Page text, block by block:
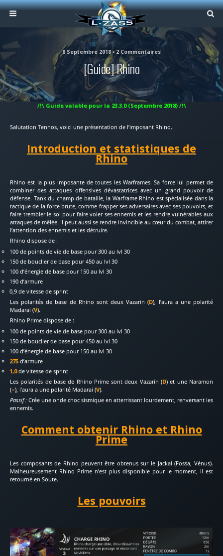
8 Septembre 2018 • 2 Commentaires
[Guide] Rhino
/!\ Guide valable pour la 23.3.0 (Septembre 2018) /!\
Salutation Tennos, voici une présentation de l’imposant Rhino.
Introduction et statistiques de
Rhino
Rhino est la plus imposante de toutes les Warframes. Sa force lui permet de
combiner des attaques offensives dévastatrices avec un grand pouvoir de
défense. Tank du champ de bataille, la Warframe Rhino est spécialisée dans la
tactique de la force brute, comme frapper ses adversaires avec ses pouvoirs, et
faire trembler le sol pour faire voler ses ennemis et les rendre vulnérables aux
attaques de mêlée. Il peut aussi se rendre invincible au cœur du combat, attirer
l’attention des ennemis et les détruire.
Rhino dispose de :
100 de points de vie de base pour 300 au lvl 30
150 de bouclier de base pour 450 au lvl 30
100 d’énergie de base pour 150 au lvl 30
190 d’armure
0,9 de vitesse de sprint
Les polarités de base de Rhino sont deux Vazarin (D), l’aura a une polarité
Madarai (V).
Rhino Prime dispose de :
100 de points de vie de base pour 300 au lvl 30
150 de bouclier de base pour 450 au lvl 30
100 d’énergie de base pour 150 au lvl 30
275 d’armure
1,0de vitesse de sprint
Les polarités de base de Rhino Prime sont deux Vazarin (D) et une Naramon
(–), l’aura a une polarité Madarai (V).
Passif : Crée une onde choc sismique en atterrissant lourdement, renversant les
ennemis.
Comment obtenir Rhino et Rhino
Prime
Les composants de Rhino peuvent être obtenus sur le Jackal (Fossa, Vénus).
Malheureusement Rhino Prime n’est plus disponible pour le moment, il est
retourné en Soute.
Les pouvoirs